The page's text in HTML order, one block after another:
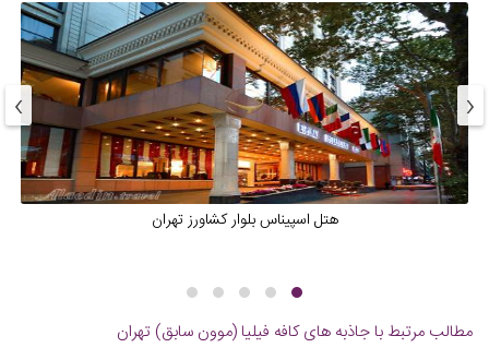
هتل اسپیناس بلوار کشاورز تهران
‹
›
مطالب مرتبط با جاذبه های کافه فیلیا (موون سابق) تهران